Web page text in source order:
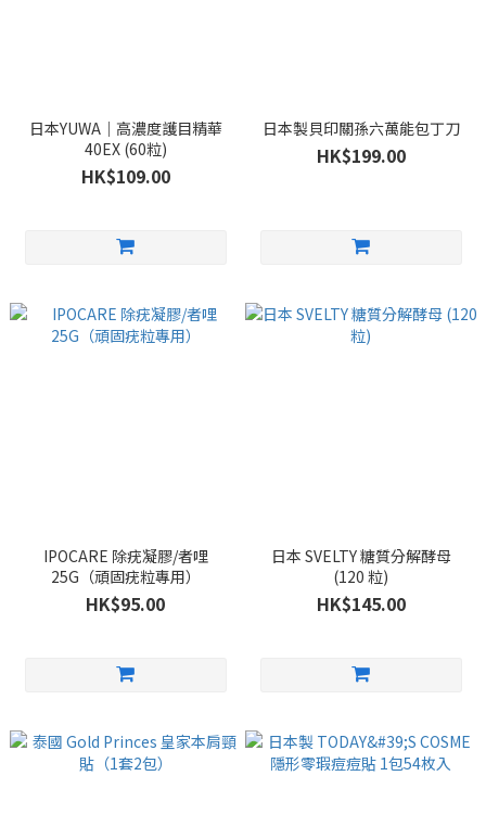
日本YUWA｜高濃度護目精華
40EX (60粒)
HK$109.00
日本製貝印關孫六萬能包丁刀
HK$199.00
IPOCARE 除疣凝膠/者哩
25G（頑固疣粒專用）
HK$95.00
日本 SVELTY 糖質分解酵母
(120 粒)
HK$145.00